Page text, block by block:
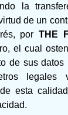
la
de un
porTHE
el cual
de sus datos
legales
esta